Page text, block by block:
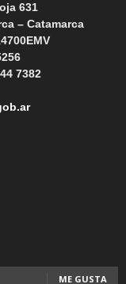
631
– Catamarca
7382
ME GUSTA